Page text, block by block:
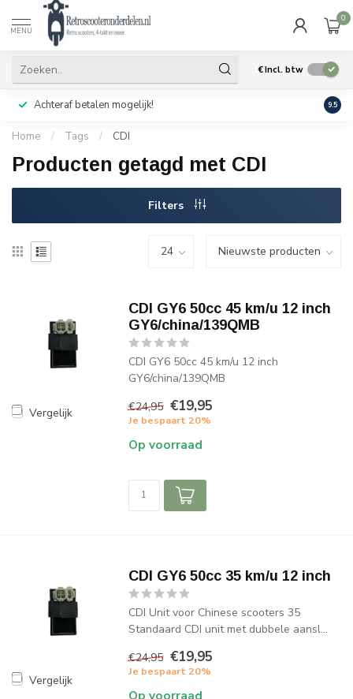
MENU
0
€Incl. btw
Achteraf betalen mogelijk! Geen
9.5
Home / Tags / CDI
Producten getagd met CDI
Filters
Vergelijk
CDI GY6 50cc 45 km/u 12 inch
GY6/china/139QMB
CDI GY6 50cc 45 km/u 12 inch
GY6/china/139QMB
€24,95 €19,95
Je bespaart 20%
Op voorraad
Vergelijk
CDI GY6 50cc 35 km/u 12 inch
CDI Unit voor Chinese scooters 35
Standaard CDI unit met dubbele aansl...
€24,95 €19,95
Je bespaart 20%
Op voorraad